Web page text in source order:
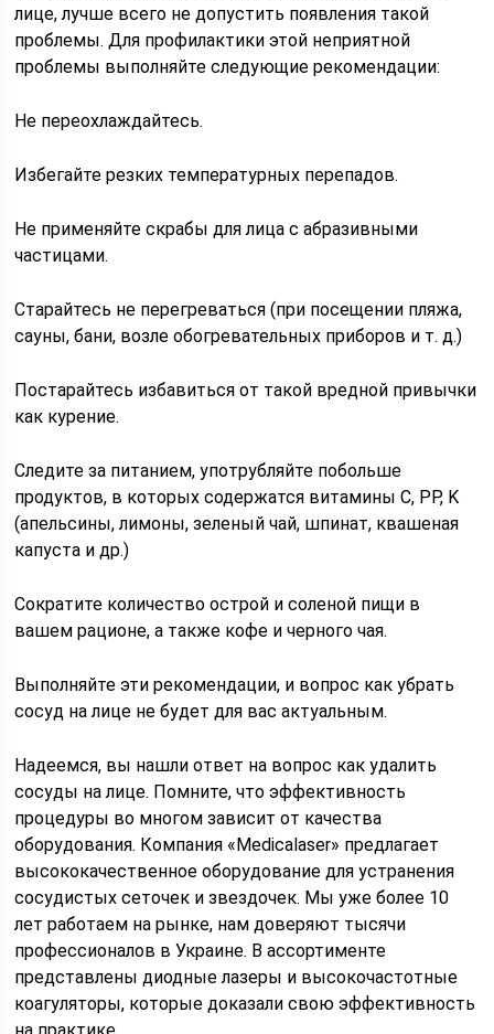
лице, лучше всего не допустить появления такой
проблемы. Для профилактики этой неприятной
проблемы выполняйте следующие рекомендации:
Не переохлаждайтесь.
Избегайте резких температурных перепадов.
Не применяйте скрабы для лица с абразивными
частицами.
Старайтесь не перегреваться (при посещении пляжа,
сауны, бани, возле обогревательных приборов и т. д.)
Постарайтесь избавиться от такой вредной привычки
как курение.
Следите за питанием, употрубляйте побольше
продуктов, в которых содержатся витамины C, PP, K
(апельсины, лимоны, зеленый чай, шпинат, квашеная
капуста и др.)
Сократите количество острой и соленой пищи в
вашем рационе, а также кофе и черного чая.
Выполняйте эти рекомендации, и вопрос как убрать
сосуд на лице не будет для вас актуальным.
Надеемся, вы нашли ответ на вопрос как удалить
сосуды на лице. Помните, что эффективность
процедуры во многом зависит от качества
оборудования. Компания «Medicalaser» предлагает
высококачественное оборудование для устранения
сосудистых сеточек и звездочек. Мы уже более 10
лет работаем на рынке, нам доверяют тысячи
профессионалов в Украине. В ассортименте
представлены диодные лазеры и высокочастотные
коагуляторы, которые доказали свою эффективность